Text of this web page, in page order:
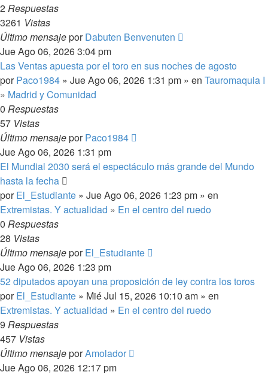
2Respuestas
3261 Vistas
Último mensajeporDabuten Benvenuten
Jue Ago 06, 2026 3:04 pm
Las Ventas apuesta por el toro en sus noches de agosto
porPaco1984 » Jue Ago 06, 2026 1:31 pm » en Tauromaquia I
» Madrid y Comunidad
0 Respuestas
57 Vistas
Último mensajeporPaco1984
Jue Ago 06, 2026 1:31 pm
El Mundial 2030 será el espectáculo más grande del Mundo
hasta la fecha
porEl_Estudiante » Jue Ago 06, 2026 1:23 pm » en
Extremistas. Y actualidad » En el centro del ruedo
0 Respuestas
28 Vistas
Último mensajeporEl_Estudiante
Jue Ago 06, 2026 1:23 pm
52 diputados apoyan una proposición de ley contra los toros
porEl_Estudiante » Mié Jul 15, 2026 10:10 am » en
Extremistas. Y actualidad » En el centro del ruedo
9 Respuestas
457 Vistas
Último mensajeporAmolador
Jue Ago 06, 2026 12:17 pm